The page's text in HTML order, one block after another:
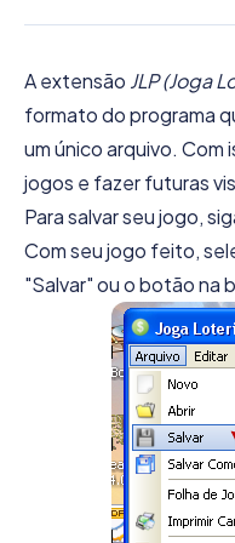
A extensão JLP (Joga
formato do programa
um único arquivo. Com
jogos e fazer futuras
Para salvar seu jogo,
Com seu jogo feito,
"Salvar" ou o botão na